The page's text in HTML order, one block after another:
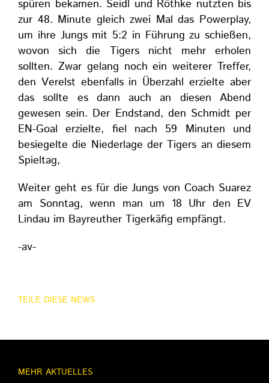
spüren bekamen. Seidl und Röthke nutzten bis
zur 48. Minute gleich zwei Mal das Powerplay,
um ihre Jungs mit 5:2 in Führung zu schießen,
wovon sich die Tigers nicht mehr erholen
sollten. Zwar gelang noch ein weiterer Treffer,
den Verelst ebenfalls in Überzahl erzielte aber
das sollte es dann auch an diesen Abend
gewesen sein. Der Endstand, den Schmidt per
EN-Goal erzielte, fiel nach 59 Minuten und
besiegelte die Niederlage der Tigers an diesem
Spieltag,
Weiter geht es für die Jungs von Coach Suarez
am Sonntag, wenn man um 18 Uhr den EV
Lindau im Bayreuther Tigerkäfig empfängt.
-av-
TEILE DIESE NEWS
MEHR AKTUELLES